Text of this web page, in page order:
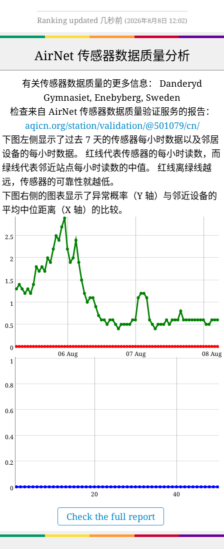
Ranking updated 几秒前 (2026年8月8日 12:02)
AirNet 传感器数据质量分析
有关传感器数据质量的更多信息：
Danderyd
Gymnasiet, Enebyberg, Sweden
检查来自 AirNet 传感器数据质量验证服务的报告：
aqicn.org/station/validation/@501079/cn/
下图左侧显示了过去 7 天的传感器每小时数据以及邻居
设备的每小时数据。
红线代表传感器的每小时读数，而
绿线代表邻近站点每小时读数的中值。
红线离绿线越
远，传感器的可靠性就越低。
下图右侧的图表显示了异常概率（Y 轴）与邻近设备的
平均中位距离（X 轴）的比较。
0
0.5
1
1.5
2
2.5
06 Aug 07 Aug 08 Aug
0
0.2
0.4
0.6
0.8
1
20 40
Check the full report